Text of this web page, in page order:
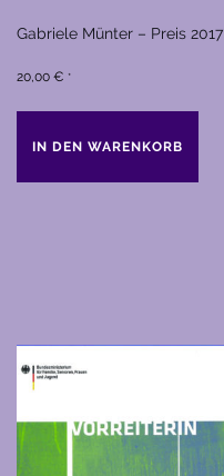
Gabriele Münter – Preis 2017
20,00 € *
IN DEN WARENKORB